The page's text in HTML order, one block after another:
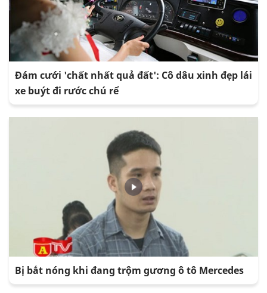
Đám cưới 'chất nhất quả đất': Cô dâu xinh đẹp lái
xe buýt đi rước chú rể
Bị bắt nóng khi đang trộm gương ô tô Mercedes